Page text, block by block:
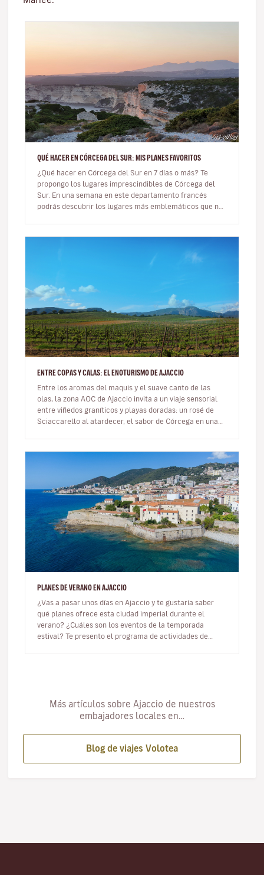
QUÉ HACER EN CÓRCEGA DEL SUR: MIS PLANES FAVORITOS
¿Qué hacer en Córcega del Sur en 7 días o más? Te
propongo los lugares imprescindibles de Córcega del
Sur. En una semana en este departamento francés
podrás descubrir los lugares más emblemáticos que no
ENTRE COPAS Y CALAS: EL ENOTURISMO DE AJACCIO
Entre los aromas del maquis y el suave canto de las
olas, la zona AOC de Ajaccio invita a un viaje sensorial
entre viñedos graníticos y playas doradas: un rosé de
Sciaccarello al atardecer, el sabor de Córcega en una
PLANES DE VERANO EN AJACCIO
¿Vas a pasar unos días en Ajaccio y te gustaría saber
qué planes ofrece esta ciudad imperial durante el
verano? ¿Cuáles son los eventos de la temporada
estival? Te presento el programa de actividades de
Más artículos sobre Ajaccio de nuestros
embajadores locales en…
Blog de viajes Volotea